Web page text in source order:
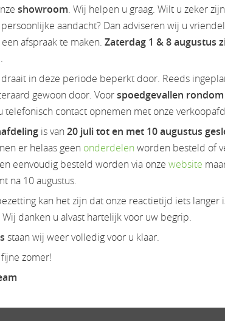
is geheel gemoderniseerd, twee nieuwe
ervaring. Het assortiment is gericht op design,
vernieuwd: een nieuwe look, verzorgde
is erop gericht uw uitstapjes zo comfortabel
showroom. Wij helpen u graag. Wilt u zeker
aandacht? Dan adviseren wij u
afspraak te maken. Zaterdag 1 & 8 augustus
.
draait in deze periode beperkt door. Reeds
gewoon door. Voorspoedgevallen
telefonisch contact opnemen met onze
is van 20 juli tot en met 10 augustus
er helaas geen onderdelen worden besteld of
eenvoudig besteld worden via onze website
na 10 augustus.
kan het zijn dat onze reactietijd iets langer
danken u alvast hartelijk voor uw begrip.
staan wij weer volledig voor u klaar.
zomer!